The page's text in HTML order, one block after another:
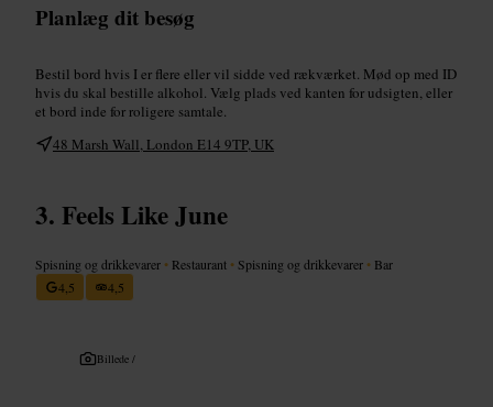
Planlæg dit besøg
Bestil bord hvis I er flere eller vil sidde ved rækværket. Mød op med ID
hvis du skal bestille alkohol. Vælg plads ved kanten for udsigten, eller
et bord inde for roligere samtale.
48 Marsh Wall, London E14 9TP, UK
Feels Like June
Spisning og drikkevarer • Restaurant • Spisning og drikkevarer • Bar
4,5
4,5
Billede /